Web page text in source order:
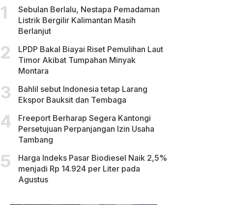
Sebulan Berlalu, Nestapa Pemadaman
Listrik Bergilir Kalimantan Masih
Berlanjut
LPDP Bakal Biayai Riset Pemulihan Laut
Timor Akibat Tumpahan Minyak
Montara
Bahlil sebut Indonesia tetap Larang
Ekspor Bauksit dan Tembaga
Freeport Berharap Segera Kantongi
Persetujuan Perpanjangan Izin Usaha
Tambang
Harga Indeks Pasar Biodiesel Naik 2,5%
menjadi Rp 14.924 per Liter pada
Agustus